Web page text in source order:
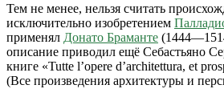
Тем не менее, нельзя считать
исключительно изобретением
применял Донато Браманте
описание приводил ещё Себастьяно
книге «Tutte l’opere d’architettura, et
(Все произведения архитектуры и